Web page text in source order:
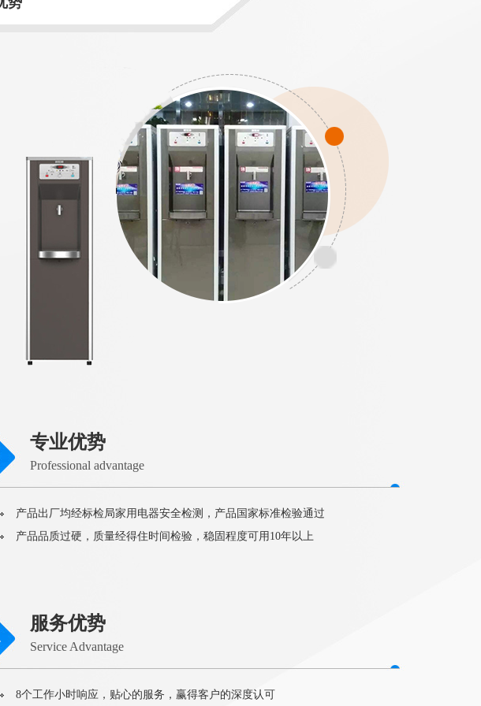
专业优势
Professional advantage
产品出厂均经标检局家用电器安全检测，产品国家标准检验通过
产品品质过硬，质量经得住时间检验，稳固程度可用10年以上
服务优势
Service Advantage
8个工作小时响应，贴心的服务，赢得客户的深度认可